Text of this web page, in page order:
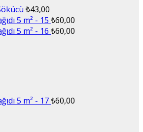
₺43,00
5 m² - 15 ₺60,00
5 m² - 16 ₺60,00
5 m² - 17₺60,00